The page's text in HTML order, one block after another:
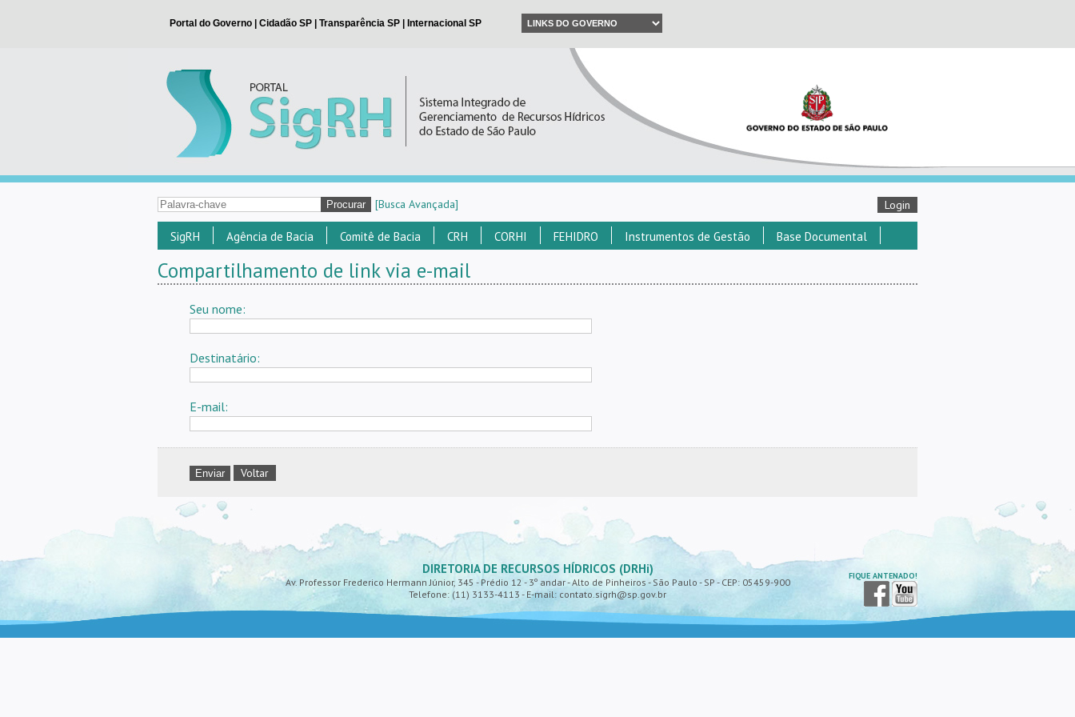
[Busca Avançada] Login
SigRH Agência de Bacia Comitê de Bacia CRH CORHI FEHIDRO Instrumentos de Gestão Base Documental
Compartilhamento de link via e-mail
Seu nome:
Destinatário:
E-mail:
Voltar
DIRETORIA DE RECURSOS HÍDRICOS (DRHi)
Av. Professor Frederico Hermann Júnior, 345 - Prédio 12 - 3º andar - Alto de Pinheiros - São Paulo - SP - CEP: 05459-900
Telefone: (11) 3133-4113 - E-mail: contato.sigrh@sp.gov.br
FIQUE ANTENADO!